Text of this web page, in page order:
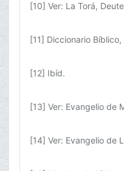
[10] Ver: La Torá,
[11] Diccionario
[12] Ibíd.
[13] Ver: Evangelio de
[14] Ver: Evangelio de